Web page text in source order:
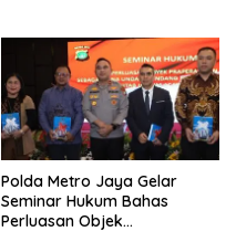
Penyelundupan Harley-
Davidson Bekas.
Polda Metro Jaya Gelar
Seminar Hukum Bahas
Perluasan Objek